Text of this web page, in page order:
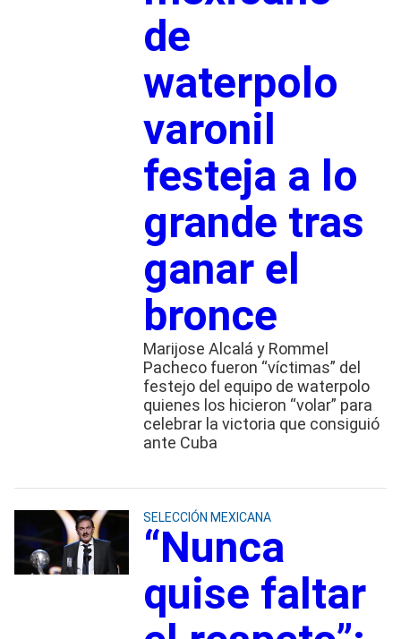
de
waterpolo
varonil
festeja a lo
grande tras
ganar el
bronce
Marijose Alcalá y Rommel
Pacheco fueron “víctimas” del
festejo del equipo de waterpolo
quienes los hicieron “volar” para
celebrar la victoria que consiguió
ante Cuba
SELECCIÓN MEXICANA
“Nunca
quise faltar